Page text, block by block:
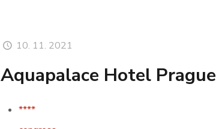
10. 11. 2021
Aquapalace Hotel Prague
****